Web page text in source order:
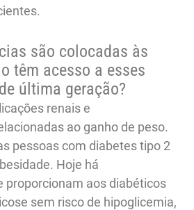
são colocadas às
têm acesso a esses
última geração?
renais e
ao ganho de peso.
pessoas com diabetes tipo 2
Hoje há
proporcionam aos diabéticos
sem risco de hipoglicemia,